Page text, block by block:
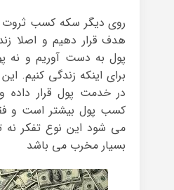
روی دیگر سکه کسب ثروت
هدف قرار دهیم و اصلا
پول به دست آوریم و نه
برای اینکه زندگی کنیم.
در خدمت پول قرار
کسب پول بیشتر است و
می شود این نوع تفکر نه
بسیار مخرب می باشد